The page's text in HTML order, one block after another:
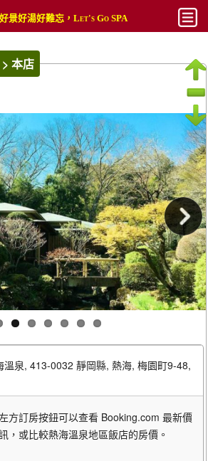
好景好湯好難忘，Let's Go SPA
> 本店
溫泉, 413-0032 靜岡縣, 熱海, 梅園町9-48,
方訂房按鈕可以查看 Booking.com 最新價
，或比較熱海溫泉地區飯店的房價。